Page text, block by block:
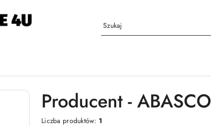
Producent - ABASCO
Liczba produktów: 1